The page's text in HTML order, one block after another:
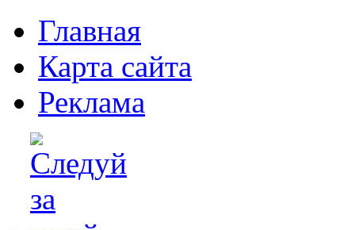
Главная
Карта сайта
Реклама